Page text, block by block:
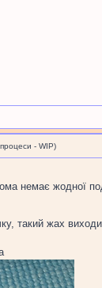
- WIP)
немає жодної
такий жах